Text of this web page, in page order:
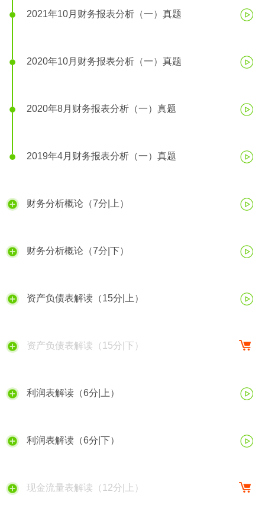
2021年10月财务报表分析（一）真题
2020年10月财务报表分析（一）真题
2020年8月财务报表分析（一）真题
2019年4月财务报表分析（一）真题
财务分析概论（7分|上）
财务分析概论（7分|下）
资产负债表解读（15分|上）
资产负债表解读（15分|下）
利润表解读（6分|上）
利润表解读（6分|下）
现金流量表解读（12分|上）